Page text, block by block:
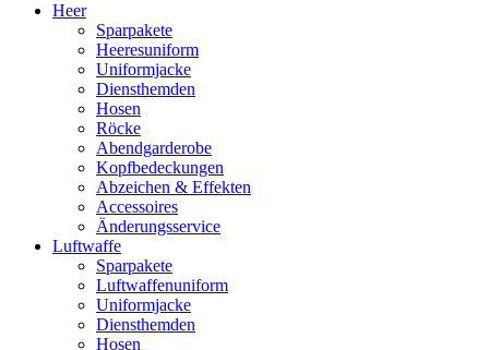
Heer
Sparpakete
Heeresuniform
Uniformjacke
Diensthemden
Hosen
Röcke
Abendgarderobe
Kopfbedeckungen
Abzeichen & Effekten
Accessoires
Änderungsservice
Luftwaffe
Sparpakete
Luftwaffenuniform
Uniformjacke
Diensthemden
Hosen